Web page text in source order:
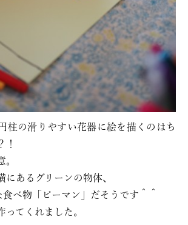
柱の滑りやすい花器に絵を描くのはち
！
。
にあるグリーンの物体、
べ物「ピーマン」だそうです＾＾
ってくれました。